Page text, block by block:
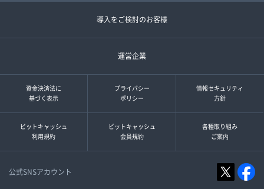
導入をご検討のお客様
運営企業
資金決済法に
基づく表示
プライバシー
ポリシー
情報セキュリティ
方針
ビットキャッシュ
利用規約
ビットキャッシュ
会員規約
各種取り組み
ご案内
公式SNSアカウント